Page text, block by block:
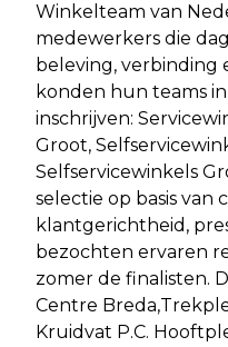
Winkelteam van
medewerkers die
beleving, verbinding
konden hun teams
inschrijven:
Groot,
Selfservicewinkels
selectie op basis van
klantgerichtheid,
bezochten ervaren
zomer de finalisten.
Centre
Kruidvat P.C.